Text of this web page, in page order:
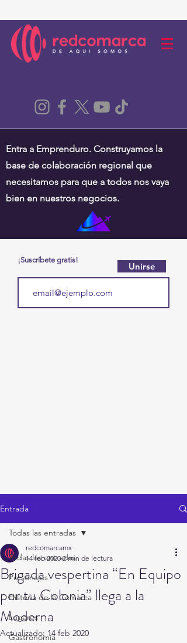
Entra a Emprenduro. Construyamos la
base de colaboración regional que
necesitamos para que a todos nos vaya
bien en nuestros negocios.
¡Suscríbete gratis!
Unirse
Entrada
Todas las entradas
Personajes
Historia de la Comarca
Lugares
Gastronomía
Todas las entradas
Brigada vespertina “En Equipo
por tu Colonia” llega a la
Moderna
redcomarcamx
14 feb 2020 2 min de lectura
Actualizado: 14 feb 2020